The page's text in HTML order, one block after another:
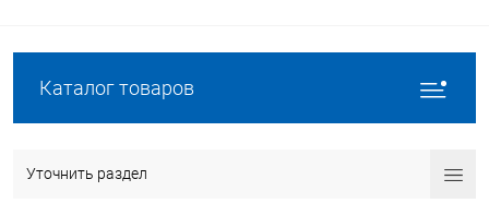
Каталог товаров
Уточнить раздел